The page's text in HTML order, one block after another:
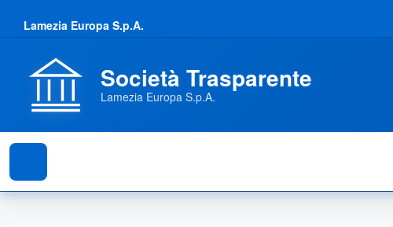
Lamezia Europa S.p.A.
Società Trasparente
Lamezia Europa S.p.A.